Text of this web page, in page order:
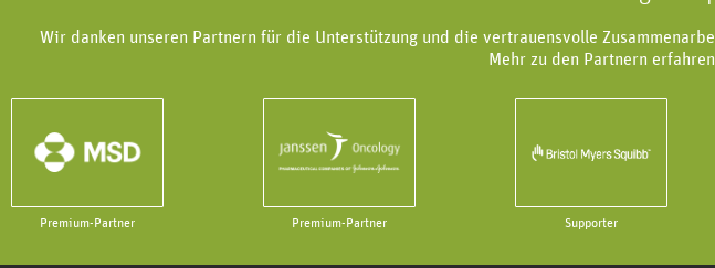
Wir danken unseren Partnern für die Unterstützung und die vertrauensvolle
Mehr zu den Partnern
Premium-Partner Premium-Partner Supporter